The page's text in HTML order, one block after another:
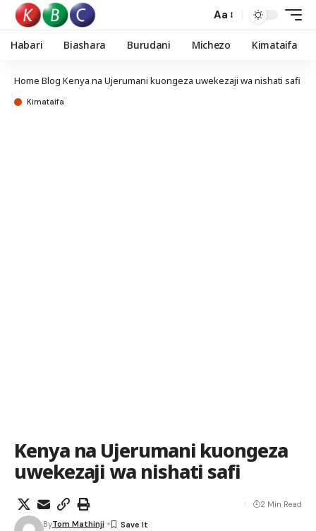
Aa
Habari Biashara Burudani Michezo Kimataifa
Home Blog Kenya na Ujerumani kuongeza uwekezaji wa nishati safi
Kimataifa
Kenya na Ujerumani kuongeza
uwekezaji wa nishati safi
ByTom Mathinji
2 Min Read